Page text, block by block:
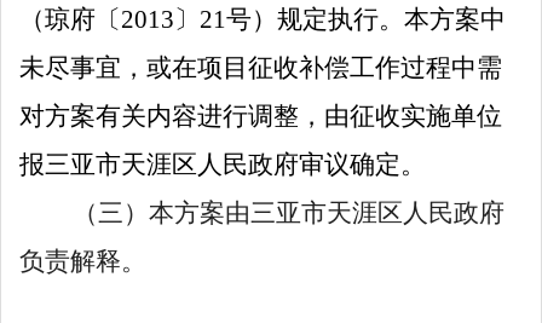
（琼府〔2013〕 21号）规定执行。本方案中
未尽事宜，或在项目征收补偿工作过程中需
对方案有关内容进行调整，由征收实施单位
报三亚市天涯区人民政府审议确定。
（三 ） 本方案由三亚市天涯区人民政府
负责解释。